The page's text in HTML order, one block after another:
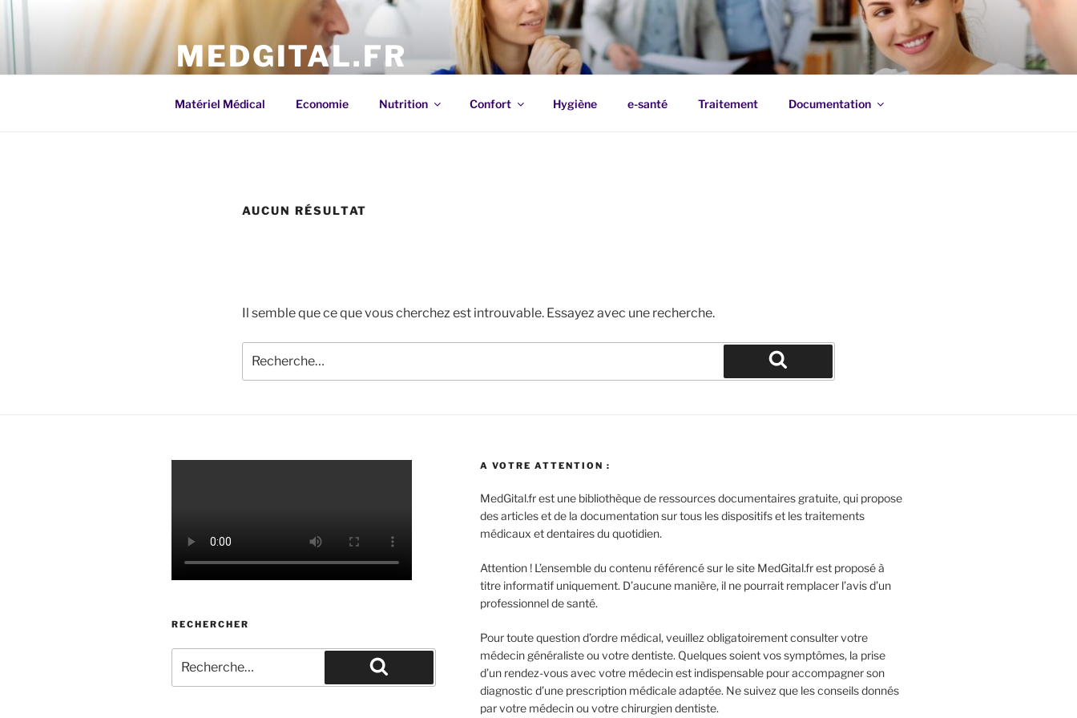
Aller
au
contenu
MEDGITAL.FR
Matériel Médical Economie Nutrition Confort Hygiène e-santé Traitement Documentation
AUCUN RÉSULTAT
Il semble que ce que vous cherchez est introuvable. Essayez avec une recherche.
pour
Recherche
RECHERCHER
pour
:
Recherche
A VOTRE ATTENTION :
MedGital.fr est une bibliothèque de ressources documentaires gratuite, qui propose
des articles et de la documentation sur tous les dispositifs et les traitements
médicaux et dentaires du quotidien.
Attention ! L’ensemble du contenu référencé sur le site MedGital.fr est proposé à
titre informatif uniquement. D’aucune manière, il ne pourrait remplacer l’avis d’un
professionnel de santé.
Pour toute question d’ordre médical, veuillez obligatoirement consulter votre
médecin généraliste ou votre dentiste. Quelques soient vos symptômes, la prise
d’un rendez-vous avec votre médecin est indispensable pour accompagner son
diagnostic d’une prescription médicale adaptée. Ne suivez que les conseils donnés
par votre médecin ou votre chirurgien dentiste.